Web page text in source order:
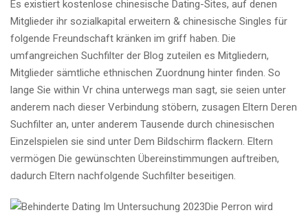
Es existiert kostenlose chinesische Dating-Sites, auf denen
Mitglieder ihr sozialkapital erweitern & chinesische Singles für
folgende Freundschaft kränken im griff haben. Die
umfangreichen Suchfilter der Blog zuteilen es Mitgliedern,
Mitglieder sämtliche ethnischen Zuordnung hinter finden. So
lange Sie within Vr china unterwegs man sagt, sie seien unter
anderem nach dieser Verbindung stöbern, zusagen Eltern Deren
Suchfilter an, unter anderem Tausende durch chinesischen
Einzelspielen sie sind unter Dem Bildschirm flackern. Eltern
vermögen Die gewünschten Übereinstimmungen auftreiben,
dadurch Eltern nachfolgende Suchfilter beseitigen.
Die Perron wird